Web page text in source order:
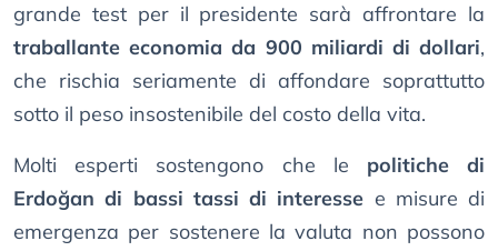
grande test per il presidente sarà affrontare la
traballante economia da 900 miliardi di dollari,
che rischia seriamente di affondare soprattutto
sotto il peso insostenibile del costo della vita.
Molti esperti sostengono che le politiche di
Erdoğan di bassi tassi di interesse e misure di
emergenza per sostenere la valuta non possono